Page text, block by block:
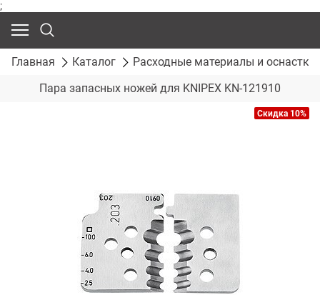
;
Главная Каталог
Расходные материалы и оснастка
Пара запасных ножей для KNIPEX KN-121910
Скидка 10%